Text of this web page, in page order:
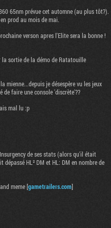
65nm prévue cet automne (au plus tôt?).
prod au mois de mai.
verson apres l'Elite sera la bonne !
la sortie de la démo de Ratatouille
mienne...depuis je désespère vu les jeux
de faire une console 'discrète'??
mal lu :p
de ses stats (alors qu'il était
HL² DM et HL: DM en nombre de
meme [gametrailers.com]